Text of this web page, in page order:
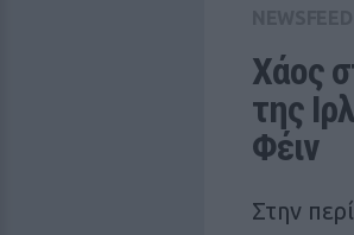
Χάος
της
Φέιν
Στην